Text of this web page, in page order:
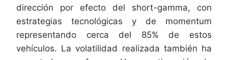
dirección por efecto del short-gamma, con
estrategias tecnológicas y de momentum
representando cerca del 85% de estos
vehículos. La volatilidad realizada también ha